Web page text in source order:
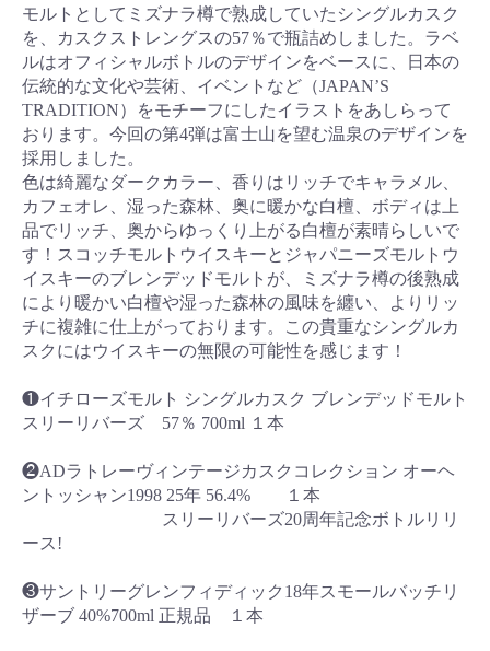
モルトとしてミズナラ樽で熟成していたシングルカスク
を、カスクストレングスの57％で瓶詰めしました。ラベ
ルはオフィシャルボトルのデザインをベースに、日本の
伝統的な文化や芸術、イベントなど（JAPAN’S
TRADITION）をモチーフにしたイラストをあしらって
おります。今回の第4弾は富士山を望む温泉のデザインを
採用しました。
色は綺麗なダークカラー、香りはリッチでキャラメル、
カフェオレ、湿った森林、奥に暖かな白檀、ボディは上
品でリッチ、奥からゆっくり上がる白檀が素晴らしいで
す！スコッチモルトウイスキーとジャパニーズモルトウ
イスキーのブレンデッドモルトが、ミズナラ樽の後熟成
により暖かい白檀や湿った森林の風味を纏い、よりリッ
チに複雑に仕上がっております。この貴重なシングルカ
スクにはウイスキーの無限の可能性を感じます！
❶イチローズモルト シングルカスク ブレンデッドモルト
スリーリバーズ 57％ 700ml １本
❷ADラトレーヴィンテージカスクコレクション オーヘ
ントッシャン1998 25年 56.4% １本
スリーリバーズ20周年記念ボトルリリ
ース!
❸サントリーグレンフィディック18年スモールバッチリ
ザーブ 40%700ml 正規品 １本